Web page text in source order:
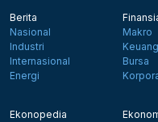
Berita
Nasional
Industri
Internasional
Energi
Makro
Bursa
Ekonopedia